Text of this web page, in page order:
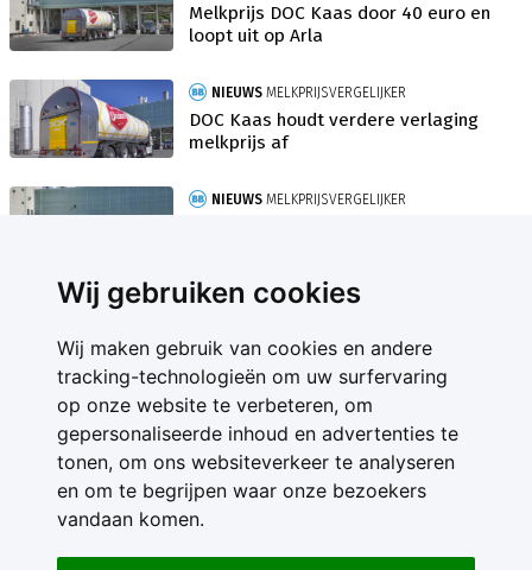
Wij gebruiken cookies
Wij maken gebruik van cookies en andere
tracking-technologieën om uw surfervaring
op onze website te verbeteren, om
gepersonaliseerde inhoud en advertenties te
tonen, om ons websiteverkeer te analyseren
en om te begrijpen waar onze bezoekers
vandaan komen.
Melkprijs DOC Kaas door 40 euro en
loopt uit op Arla
NIEUWS MELKPRIJSVERGELIJKER
DOC Kaas houdt verdere verlaging
melkprijs af
NIEUWS MELKPRIJSVERGELIJKER
Contact
Feedback
Nieuwsbrief
Adverteren
Gebruikersvoorwaarden